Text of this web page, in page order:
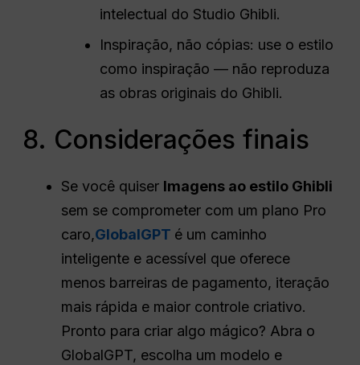
intelectual do Studio Ghibli.
Inspiração, não cópias: use o estilo
como inspiração — não reproduza
as obras originais do Ghibli.
8. Considerações finais
Se você quiser Imagens ao estilo Ghibli
sem se comprometer com um plano Pro
caro,GlobalGPT é um caminho
inteligente e acessível que oferece
menos barreiras de pagamento, iteração
mais rápida e maior controle criativo.
Pronto para criar algo mágico? Abra o
GlobalGPT, escolha um modelo e